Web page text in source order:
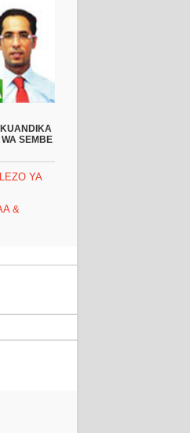
KUANDIKA
SEMBE
YA
&